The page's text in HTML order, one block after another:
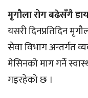
मृगौला रोग बढेसँगै
यसरी दिनप्रतिदिन
सेवा विभाग अन्तर्गत
मेसिनको माग गर्ने
गइरहेको छ ।